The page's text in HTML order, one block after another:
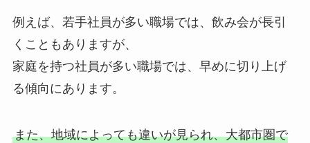
例えば、若手社員が多い職場では、飲み会が長引
くこともありますが、
家庭を持つ社員が多い職場では、早めに切り上げ
る傾向にあります。
また、地域によっても違いが見られ、大都市圏で